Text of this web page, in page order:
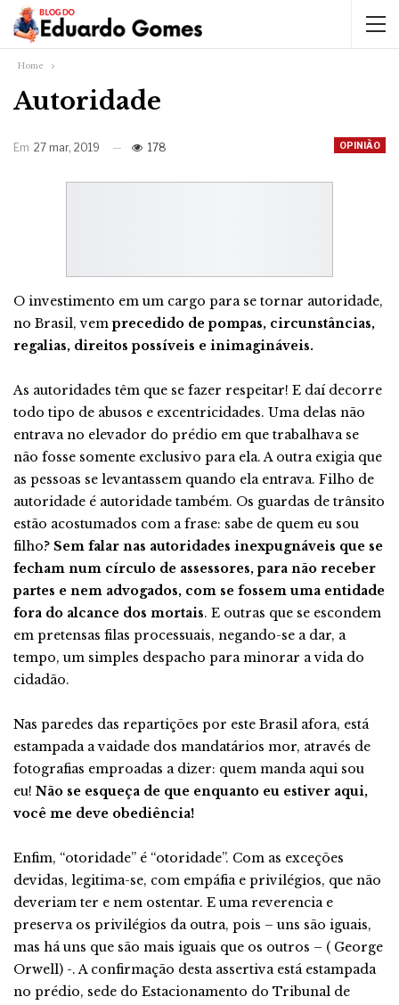
Home
Autoridade
OPINIÃO
Em 27 mar, 2019 178
O investimento em um cargo para se tornar autoridade,
no Brasil, vemprecedido de pompas, circunstâncias,
regalias, direitos possíveis e inimagináveis.
As autoridades têm que se fazer respeitar! E daí decorre
todo tipo de abusos e excentricidades. Uma delas não
entrava no elevador do prédio em que trabalhava se
não fosse somente exclusivo para ela. A outra exigia que
as pessoas se levantassem quando ela entrava. Filho de
autoridade é autoridade também. Os guardas de trânsito
estão acostumados com a frase: sabe de quem eu sou
filho? Sem falar nas autoridades inexpugnáveis que se
fecham num círculo de assessores, para não receber
partes e nem advogados, com se fossem uma entidade
fora do alcance dos mortais. E outras que se escondem
em pretensas filas processuais, negando-se a dar, a
tempo, um simples despacho para minorar a vida do
cidadão.
Nas paredes das repartições por este Brasil afora, está
estampada a vaidade dos mandatários mor, através de
fotografias emproadas a dizer: quem manda aqui sou
eu! Não se esqueça de que enquanto eu estiver aqui,
você me deve obediência!
Enfim, “otoridade” é “otoridade”. Com as exceções
devidas, legitima-se, com empáfia e privilégios, que não
deveriam ter e nem ostentar. E uma reverencia e
preserva os privilégios da outra, pois – uns são iguais,
mas há uns que são mais iguais que os outros – ( George
Orwell) -. A confirmação desta assertiva está estampada
no prédio, sede do Estacionamento do Tribunal de